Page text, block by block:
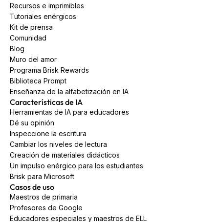
Recursos e imprimibles
Tutoriales enérgicos
Kit de prensa
Comunidad
Blog
Muro del amor
Programa Brisk Rewards
Biblioteca Prompt
Enseñanza de la alfabetización en IA
Características de IA
Herramientas de IA para educadores
Dé su opinión
Inspeccione la escritura
Cambiar los niveles de lectura
Creación de materiales didácticos
Un impulso enérgico para los estudiantes
Brisk para Microsoft
Casos de uso
Maestros de primaria
Profesores de Google
Educadores especiales y maestros de ELL